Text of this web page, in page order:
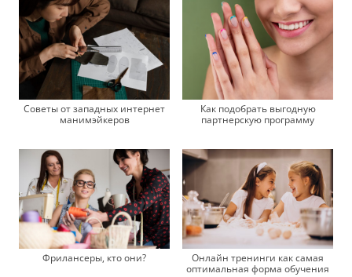
Советы от западных интернет
манимэйкеров
Как подобрать выгодную
партнерскую программу
Фрилансеры, кто они?
Онлайн тренинги как самая
оптимальная форма обучения